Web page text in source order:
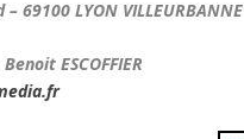
69100 LYON VILLEURBANNE
Benoit ESCOFFIER